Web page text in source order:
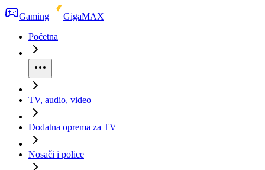
Gaming
GigaMAX
Početna
TV, audio, video
Dodatna oprema za TV
Nosači i police